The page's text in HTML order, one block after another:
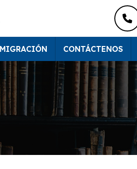
CONTÁCTENOS